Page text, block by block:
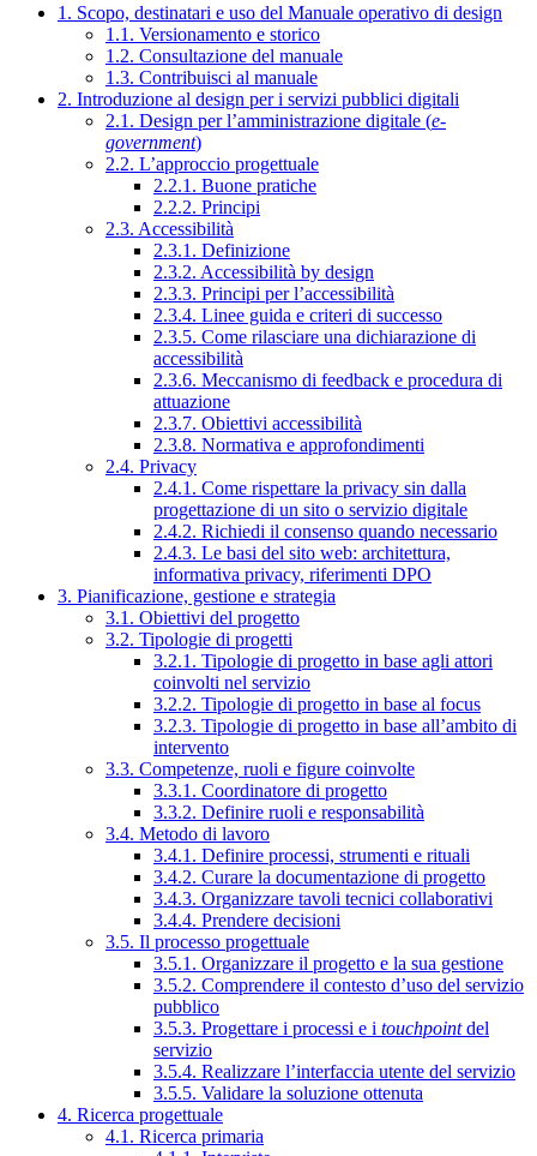
1. Scopo, destinatari e uso del Manuale operativo di design
1.1. Versionamento e storico
1.2. Consultazione del manuale
1.3. Contribuisci al manuale
2. Introduzione al design per i servizi pubblici digitali
2.1. Design per l’amministrazione digitale (e-
government)
2.2. L’approccio progettuale
2.2.1. Buone pratiche
2.2.2. Principi
2.3. Accessibilità
2.3.1. Definizione
2.3.2. Accessibilità by design
2.3.3. Principi per l’accessibilità
2.3.4. Linee guida e criteri di successo
2.3.5. Come rilasciare una dichiarazione di
accessibilità
2.3.6. Meccanismo di feedback e procedura di
attuazione
2.3.7. Obiettivi accessibilità
2.3.8. Normativa e approfondimenti
2.4. Privacy
2.4.1. Come rispettare la privacy sin dalla
progettazione di un sito o servizio digitale
2.4.2. Richiedi il consenso quando necessario
2.4.3. Le basi del sito web: architettura,
informativa privacy, riferimenti DPO
3. Pianificazione, gestione e strategia
3.1. Obiettivi del progetto
3.2. Tipologie di progetti
3.2.1. Tipologie di progetto in base agli attori
coinvolti nel servizio
3.2.2. Tipologie di progetto in base al focus
3.2.3. Tipologie di progetto in base all’ambito di
intervento
3.3. Competenze, ruoli e figure coinvolte
3.3.1. Coordinatore di progetto
3.3.2. Definire ruoli e responsabilità
3.4. Metodo di lavoro
3.4.1. Definire processi, strumenti e rituali
3.4.2. Curare la documentazione di progetto
3.4.3. Organizzare tavoli tecnici collaborativi
3.4.4. Prendere decisioni
3.5. Il processo progettuale
3.5.1. Organizzare il progetto e la sua gestione
3.5.2. Comprendere il contesto d’uso del servizio
pubblico
3.5.3. Progettare i processi e i touchpointdel
servizio
3.5.4. Realizzare l’interfaccia utente del servizio
3.5.5. Validare la soluzione ottenuta
4. Ricerca progettuale
4.1. Ricerca primaria